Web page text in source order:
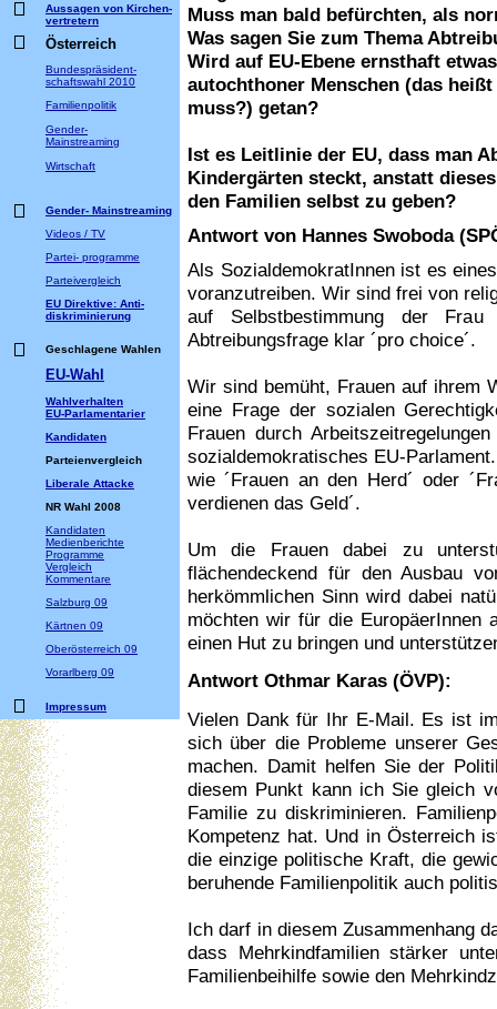
Aussagen von Kirchen-
vertretern
Österreich
Bundespräsident-
schaftswahl 2010
Familienpolitik
Gender-
Mainstreaming
Wirtschaft
Gender- Mainstreaming
Videos / TV
Partei- programme
Parteivergleich
EU Direktive: Anti-
diskriminierung
Geschlagene Wahlen
EU-Wahl
Wahlverhalten
EU-Parlamentarier
Kandidaten
Parteienvergleich
Liberale Attacke
NR Wahl 2008
Kandidaten
Medienberichte
Programme
Vergleich
Kommentare
Salzburg 09
Kärtnen 09
Oberösterreich 09
Vorarlberg 09
Impressum
Muss man bald befürchten, als
Was sagen Sie zum Thema
Wird auf EU-Ebene ernsthaft
autochthoner Menschen (das
muss?) getan?
Ist es Leitlinie der EU, dass man
Kindergärten steckt, anstatt
den Familien selbst zu geben?
Antwort von Hannes Swoboda
Als SozialdemokratInnen ist es
voranzutreiben. Wir sind frei von
auf Selbstbestimmung der
Abtreibungsfrage klar ´pro choice´.
Wir sind bemüht, Frauen auf ihrem
eine Frage der sozialen
Frauen durch
sozialdemokratisches EU-
wie ´Frauen an den Herd´ oder
verdienen das Geld´.
Um die Frauen dabei zu
flächendeckend für den Ausbau
herkömmlichen Sinn wird dabei
möchten wir für die EuropäerInnen
einen Hut zu bringen und
Antwort Othmar Karas (ÖVP):
Vielen Dank für Ihr E-Mail. Es ist
sich über die Probleme unserer
machen. Damit helfen Sie der
diesem Punkt kann ich Sie gleich
Familie zu diskriminieren.
Kompetenz hat. Und in Österreich
die einzige politische Kraft, die
beruhende Familienpolitik auch
Ich darf in diesem Zusammenhang
dass Mehrkindfamilien stärker
Familienbeihilfe sowie den